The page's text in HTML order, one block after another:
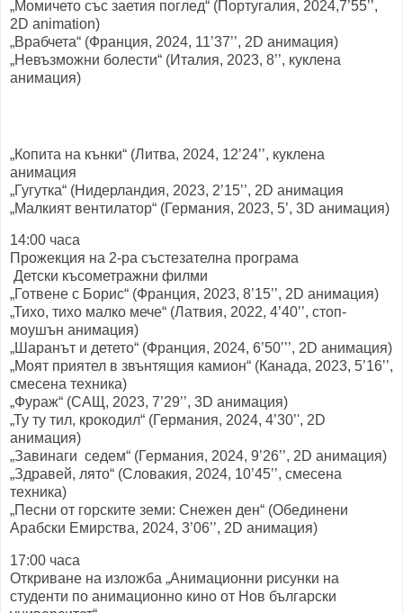
„Момичето със заетия поглед“ (Португалия, 2024,7’55’’,
2D animation)
„Врабчета“ (Франция, 2024, 11’37’’, 2D анимация)
„Невъзможни болести“ (Италия, 2023, 8’’, куклена
анимация)
„Копита на кънки“ (Литва, 2024, 12’24’’, куклена
анимация
„Гугутка“ (Нидерландия, 2023, 2’15’’, 2D анимация
„Малкият вентилатор“ (Германия, 2023, 5’, 3D анимация)
14:00 часа
Прожекция на 2-ра състезателна програма
Детски късометражни филми
„Готвене с Борис“ (Франция, 2023, 8’15’’, 2D анимация)
„Тихо, тихо малко мече“ (Латвия, 2022, 4’40’’, стоп-
моушън анимация)
„Шаранът и детето“ (Франция, 2024, 6’50’’’, 2D анимация)
„Моят приятел в звънтящия камион“ (Канада, 2023, 5’16’’,
смесена техника)
„Фураж“ (САЩ, 2023, 7’29’’, 3D анимация)
„Ту ту тил, крокодил“ (Германия, 2024, 4’30’', 2D
анимация)
„Завинаги седем“ (Германия, 2024, 9’26’’, 2D анимация)
„Здравей, лято“ (Словакия, 2024, 10’45’’, смесена
техника)
„Песни от горските земи: Снежен ден“ (Обединени
Арабски Емирства, 2024, 3’06’’, 2D анимация)
17:00 часа
Откриване на изложба „Анимационни рисунки на
студенти по анимационно кино от Нов български